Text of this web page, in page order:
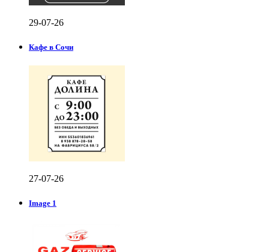
29-07-26
Кафе в Сочи
27-07-26
Image 1